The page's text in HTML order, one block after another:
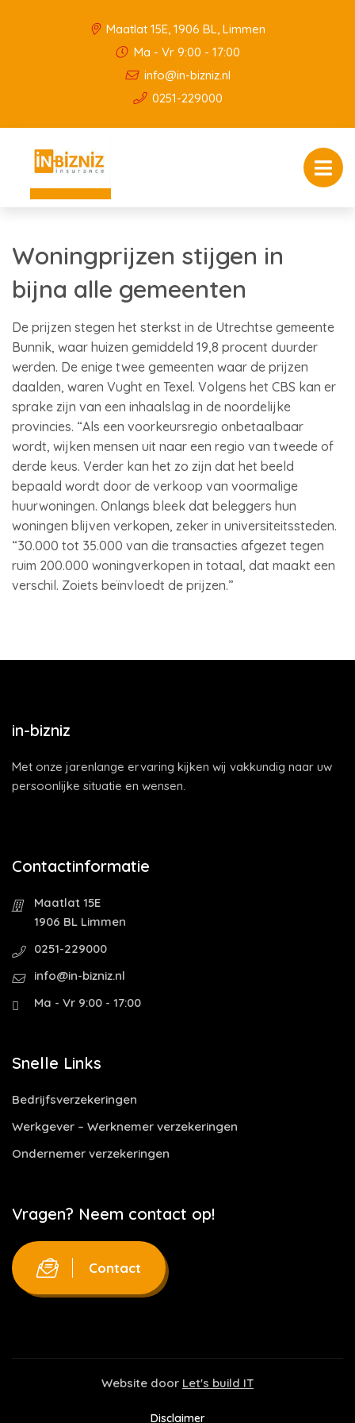
Maatlat 15E, 1906 BL, Limmen
Ma - Vr 9:00 - 17:00
info@in-bizniz.nl
0251-229000
Woningprijzen stijgen in
bijna alle gemeenten
De prijzen stegen het sterkst in de Utrechtse gemeente
Bunnik, waar huizen gemiddeld 19,8 procent duurder
werden. De enige twee gemeenten waar de prijzen
daalden, waren Vught en Texel. Volgens het CBS kan er
sprake zijn van een inhaalslag in de noordelijke
provincies. “Als een voorkeursregio onbetaalbaar
wordt, wijken mensen uit naar een regio van tweede of
derde keus. Verder kan het zo zijn dat het beeld
bepaald wordt door de verkoop van voormalige
huurwoningen. Onlangs bleek dat beleggers hun
woningen blijven verkopen, zeker in universiteitssteden.
“30.000 tot 35.000 van die transacties afgezet tegen
ruim 200.000 woningverkopen in totaal, dat maakt een
verschil. Zoiets beïnvloedt de prijzen.”
in-bizniz
Met onze jarenlange ervaring kijken wij vakkundig naar uw
persoonlijke situatie en wensen.
Contactinformatie
Maatlat 15E
1906 BL Limmen
0251-229000
info@in-bizniz.nl
Ma - Vr 9:00 - 17:00
Snelle Links
Bedrijfsverzekeringen
Werkgever – Werknemer verzekeringen
Ondernemer verzekeringen
Vragen? Neem contact op!
Contact
Website door Let's build IT
Disclaimer